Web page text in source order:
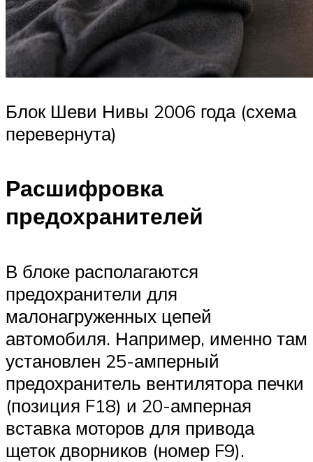
Блок Шеви Нивы 2006 года (схема
перевернута)
Расшифровка
предохранителей
В блоке располагаются
предохранители для
малонагруженных цепей
автомобиля. Например, именно там
установлен 25-амперный
предохранитель вентилятора печки
(позиция F18) и 20-амперная
вставка моторов для привода
щеток дворников (номер F9).